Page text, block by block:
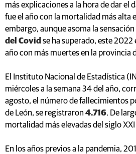
más explicaciones a la hora de dar el
fue el año con la mortalidad más alta
embargo, aunque asoma la sensación
del Covid se ha superado, este 2022
año con más muertes en la provincia
El Instituto Nacional de Estadística
miércoles a la semana 34 del año,
agosto, el número de fallecimientos
de León, se registraron 4.716. De
mortalidad más elevadas del siglo
En los años previos a la pandemia,